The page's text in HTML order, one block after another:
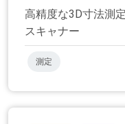
高精度な3D寸法測
スキャナー
測定